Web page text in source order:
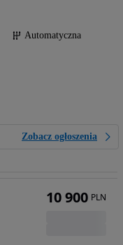
Automatyczna
Zobacz ogłoszenia
10 900 PLN